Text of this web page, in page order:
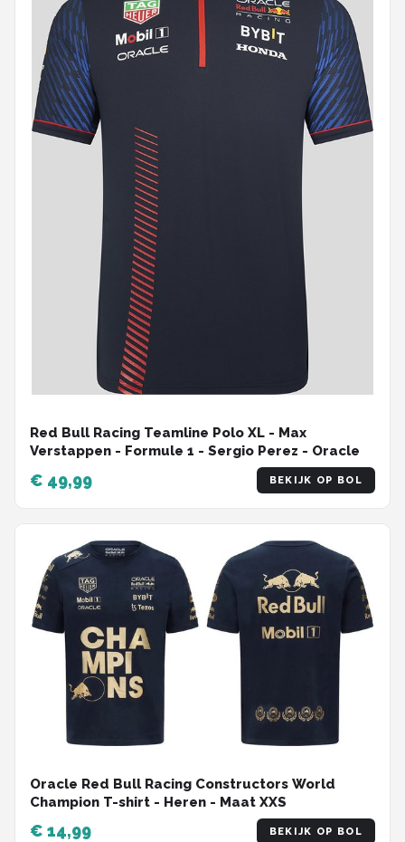
Red Bull Racing Teamline Polo XL - Max
Verstappen - Formule 1 - Sergio Perez - Oracle
€ 49,99 BEKIJK OP BOL
Oracle Red Bull Racing Constructors World
Champion T-shirt - Heren - Maat XXS
€ 14,99 BEKIJK OP BOL